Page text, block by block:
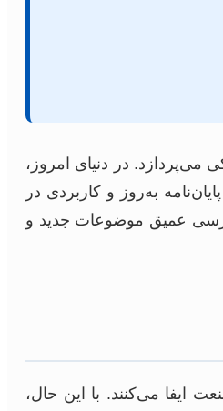
در دنیای امروز،
به‌روز و کاربردی در
عمیق موضوعات جدید و
صنعت ایفا می‌کنند. با این حال،